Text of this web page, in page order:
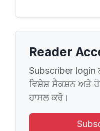
Reader
Subscriber login
ਵਿਸ਼ੇਸ਼ ਸੈਕਸ਼ਨ ਅਤੇ
ਹਾਸਲ ਕਰੋ।